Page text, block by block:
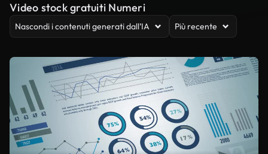
Video stock gratuiti Numeri
Nascondi i contenuti generati dall’IA Più recente